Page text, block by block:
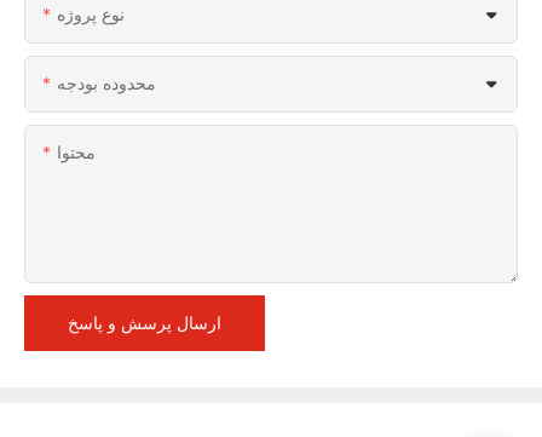
نوع پروژه
محدوده بودجه
محتوا
ارسال پرسش و پاسخ